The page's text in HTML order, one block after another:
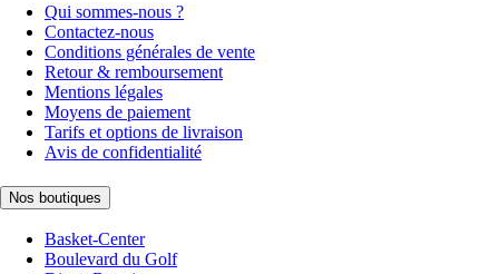
Qui sommes-nous ?
Contactez-nous
Conditions générales de vente
Retour & remboursement
Mentions légales
Moyens de paiement
Tarifs et options de livraison
Avis de confidentialité
Nos boutiques
Basket-Center
Boulevard du Golf